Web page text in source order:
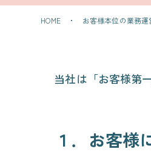
HOME お客様本位の業務運
当社は「お客様第
１． お客様